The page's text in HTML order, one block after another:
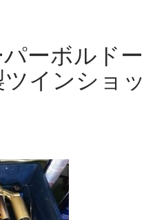
ーボルドー
インショッ